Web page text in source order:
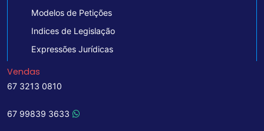
Modelos de Petições
Indices de Legislação
Expressões Jurídicas
Vendas
67 3213 0810
67 99839 3633